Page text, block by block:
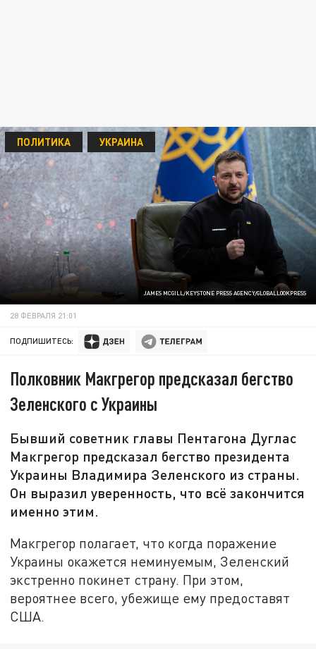
JAMES MCGILL/KEYSTONE PRESS AGENCY/GLOBALLOOKPRESS
ПОЛИТИКА УКРАИНА
28 ФЕВРАЛЯ 21:01
ПОДПИШИТЕСЬ:
Полковник Макгрегор предсказал бегство
Зеленского с Украины
Бывший советник главы Пентагона Дуглас
Макгрегор предсказал бегство президента
Украины Владимира Зеленского из страны.
Он выразил уверенность, что всё закончится
именно этим.
Макгрегор полагает, что когда поражение
Украины окажется неминуемым, Зеленский
экстренно покинет страну. При этом,
вероятнее всего, убежище ему предоставят
США.